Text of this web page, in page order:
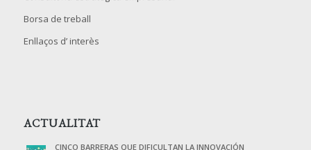
Borsa de treball
Enllaços d’ interès
ACTUALITAT
CINCO BARRERAS QUE DIFICULTAN LA INNOVACIÓN